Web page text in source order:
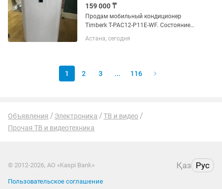
159 000 ₸
Продам мобильный кондиционер
Timberk T-PAC12-P11E-WF. Состояние
недавно, использовался всего
охлаждает,...
Астана, сегодня
1 2 3 ... 116
Объявления Электроника
ТВ и видео
Прочая ТВ и видеотехника
© 2012-2026, АО «Kaspi Bank» Қаз Рус
Пользовательское соглашение